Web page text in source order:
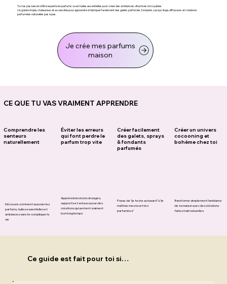
Tu n’as pas besoin d’être experte en parfums ou en huiles essentielles pour créer des ambiances olfactives incroyables.
Un guide simple, chaleureux et accessible pour apprendre à fabriquer facilement des galets parfumés, fondants, sprays linge, diffuseurs et créations
parfumées naturelles pas à pas.
Je crée mes parfums
maison
CE QUE TU VAS VRAIMENT APPRENDRE
Comprendre les
senteurs
naturellement
Découvre comment associer les
parfums, huiles essentielles et
ambiances sans te compliquer la
vie
Éviter les erreurs
qui font perdre le
parfum trop vite
Apprends les bons dosages,
supports et astuces pour des
créations qui sentent vraiment
bon longtemps
Créer facilement
des galets, sprays
& fondants
parfumés
Passe de “je teste au hasard” à “je
maîtrise mes recettes
parfumées”
Créer un univers
cocooning et
bohème chez toi
Transforme simplement l’ambiance
de ta maison avec des créations
faites main naturelles
Ce guide est fait pour toi si…